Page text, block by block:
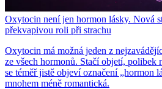
Oxytocin není jen hormon lásky. Nová
překvapivou roli při strachu
Oxytocin má možná jeden z
ze všech hormonů. Stačí objetí, polibek
se téměř jistě objeví označení „hormon
mnohem méně romantická.